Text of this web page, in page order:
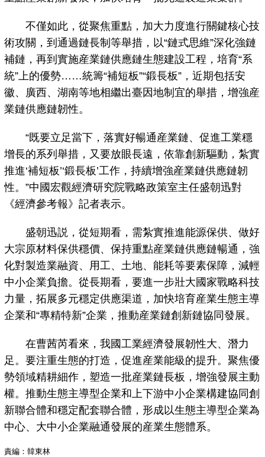
不僅如此，從聚焦重點，加大力度進行關鍵核心技
術攻關，到通過鏈長制等舉措，以“鏈式思維”深化強鏈
補鏈，再到實施産業鏈供應鏈生態建設工程，培育“系
統”上的優勢……統籌“補短板”“鍛長板”，近期包括安
徽、廣西、湖南等地相繼出臺因地制宜的舉措，增強産
業鏈供應鏈韌性。
“既要立足當下，落實好暢通産業鏈、促進工業穩
增長的系列舉措，又要放眼長遠，依靠創新驅動，紮實
推進‘補短板’‘鍛長板’工作，持續增強産業鏈供應鏈韌
性。”中國宏觀經濟研究院戰略政策室主任盛朝迅對
《經濟參考報》記者表示。
盛朝迅説，從短期看，需紮實推進能源保供、做好
大宗原材料保供穩價、保持重點産業鏈供應鏈暢通，強
化對製造業融資、用工、土地、能耗等要素保障，減輕
中小企業負擔。從長期看，要進一步壯大國家戰略科技
力量，拓展多元穩定供應渠道，加快培育産業生態主導
企業和“專精特新”企業，推動産業鏈創新鏈協同發展。
在曹茜芮看來，我國工業經濟發展韌性大、潛力
足。要注重生態的打造，促進産業能級的提升。聚焦優
勢領域精耕細作，塑造一批産業鏈長板，增強發展主動
權。推動生態主導型企業和上下游中小企業構建協同創
新聯合體和穩定配套聯合體，形成以生態主導型企業為
中心、大中小企業融通發展的産業生態體系。
責編：韓東林